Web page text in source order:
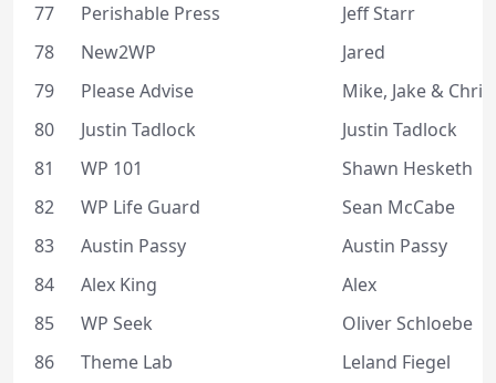
77
Perishable Press
Jeff Starr
78
New2WP
Jared
79
Please Advise
Mike, Jake & Chris
80
Justin Tadlock
Justin Tadlock
81
WP 101
Shawn Hesketh
82
WP Life Guard
Sean McCabe
83
Austin Passy
Austin Passy
84
Alex King
Alex
85
WP Seek
Oliver Schloebe
86
Theme Lab
Leland Fiegel